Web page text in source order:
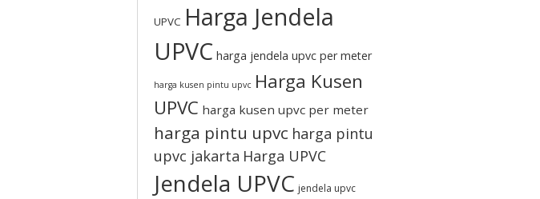
UPVC Harga Jendela
UPVC harga jendela upvc per meter
harga kusen pintu upvc Harga Kusen
UPVC harga kusen upvc per meter
harga pintu upvc harga pintu
upvc jakarta Harga UPVC
Jendela UPVC jendela upvc